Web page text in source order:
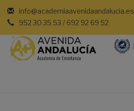
contenido
info@academiaavenidaandalucia.es
952 30 35 53 / 692 92 69 52